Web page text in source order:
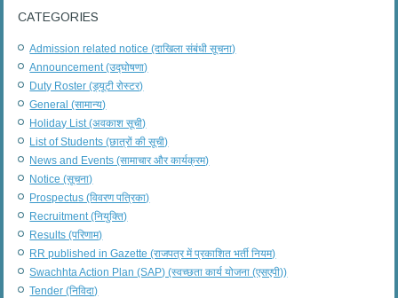
CATEGORIES
Admission related notice (दाखिला संबंधी सूचना)
Announcement (उद्घोषणा)
Duty Roster (ड्यूटी रोस्टर)
General (सामान्य)
Holiday List (अवकाश सूची)
List of Students (छात्रों की सूची)
News and Events (सामाचार और कार्यक्रम)
Notice (सूचना)
Prospectus (विवरण पत्रिका)
Recruitment (नियुक्ति)
Results (परिणाम)
RR published in Gazette (राजपत्र में प्रकाशित भर्ती नियम)
Swachhta Action Plan (SAP) (स्वच्छता कार्य योजना (एसएपी))
Tender (निविदा)